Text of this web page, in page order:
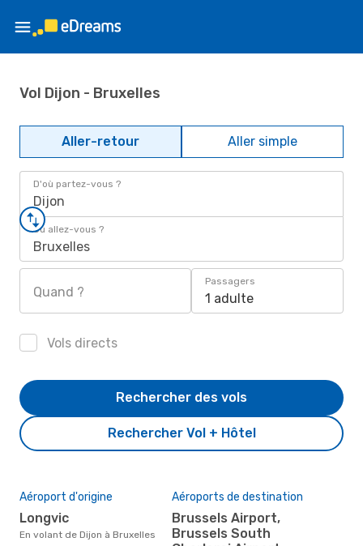
Vol Dijon - Bruxelles
Aller-retour Aller simple
D'où partez-vous ?
Dijon
Où allez-vous ?
Bruxelles
Quand ?
Passagers
1 adulte
Vols directs
Rechercher Vol + Hôtel
Rechercher des vols
Aéroport d'origine
Longvic
En volant de Dijon à Bruxelles
Aéroports de destination
Brussels Airport,
Brussels South